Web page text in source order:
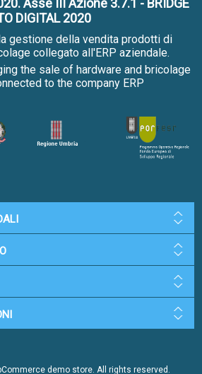
Asse III Azione 3.7.1 - BRIDGE
DIGITAL 2020
gestione della vendita prodotti di
collegato all'ERP aziendale.
the sale of hardware and bricolage
to the company ERP
demo store. All rights reserved.